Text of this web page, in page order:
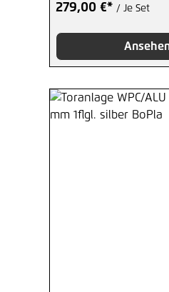
279,00 €* / Je Set